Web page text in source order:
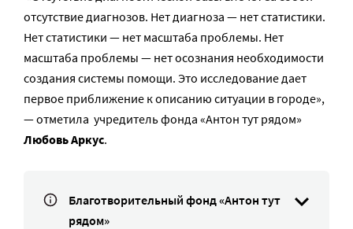
отсутствие диагнозов. Нет диагноза — нет статистики.
Нет статистики — нет масштаба проблемы. Нет
масштаба проблемы — нет осознания необходимости
создания системы помощи. Это исследование дает
первое приближение к описанию ситуации в городе»,
— отметила учредитель фонда «Антон тут рядом»
Любовь Аркус.
Благотворительный фонд «Антон тут
рядом»